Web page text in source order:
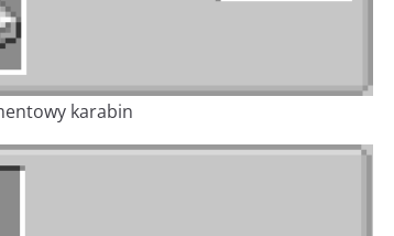
karabin